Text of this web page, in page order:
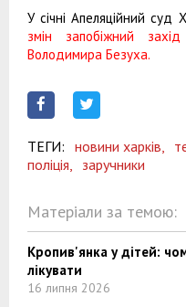
У січні Апеляційний суд
змін запобіжний
Володимира Безуха.
ТЕГИ: новини харків,
поліція,
заручники
Матеріали за темою:
Кропив'янка у дітей:
лікувати
16 липня 2026